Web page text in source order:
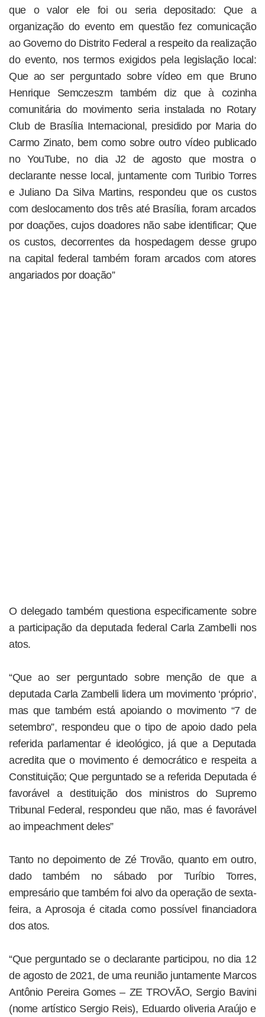
que o valor ele foi ou seria depositado: Que a
organização do evento em questão fez comunicação
ao Governo do Distrito Federal a respeito da realização
do evento, nos termos exigidos pela legislação local:
Que ao ser perguntado sobre vídeo em que Bruno
Henrique Semczeszm também diz que à cozinha
comunitária do movimento seria instalada no Rotary
Club de Brasília Internacional, presidido por Maria do
Carmo Zinato, bem como sobre outro vídeo publicado
no YouTube, no dia J2 de agosto que mostra o
declarante nesse local, juntamente com Turibio Torres
e Juliano Da Silva Martins, respondeu que os custos
com deslocamento dos três até Brasília, foram arcados
por doações, cujos doadores não sabe identificar; Que
os custos, decorrentes da hospedagem desse grupo
na capital federal também foram arcados com atores
angariados por doação”
O delegado também questiona especificamente sobre
a participação da deputada federal Carla Zambelli nos
atos.
“Que ao ser perguntado sobre menção de que a
deputada Carla Zambelli lidera um movimento ‘próprio’,
mas que também está apoiando o movimento “7 de
setembro”, respondeu que o tipo de apoio dado pela
referida parlamentar é ideológico, já que a Deputada
acredita que o movimento é democrático e respeita a
Constituição; Que perguntado se a referida Deputada é
favorável a destituição dos ministros do Supremo
Tribunal Federal, respondeu que não, mas é favorável
ao impeachment deles”
Tanto no depoimento de Zé Trovão, quanto em outro,
dado também no sábado por Turíbio Torres,
empresário que também foi alvo da operação de sexta-
feira, a Aprosoja é citada como possível financiadora
dos atos.
“Que perguntado se o declarante participou, no dia 12
de agosto de 2021, de uma reunião juntamente Marcos
Antônio Pereira Gomes – ZE TROVÃO, Sergio Bavini
(nome artístico Sergio Reis), Eduardo oliveria Araújo e